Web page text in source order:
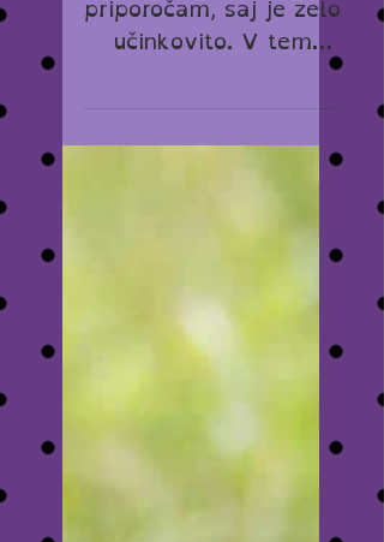
5 TEHNIK ZA
UČINKOVITO
UČENJE
Učenje v skupini toplo
učinkovito. V tem
prebereš, kako naj se
v skupini sploh učite.